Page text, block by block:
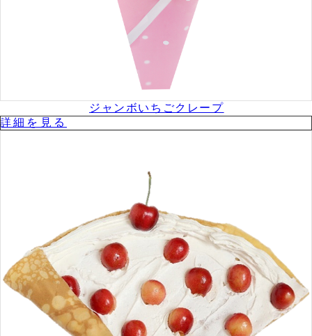
ジャンボいちごクレープ
詳細を⾒る